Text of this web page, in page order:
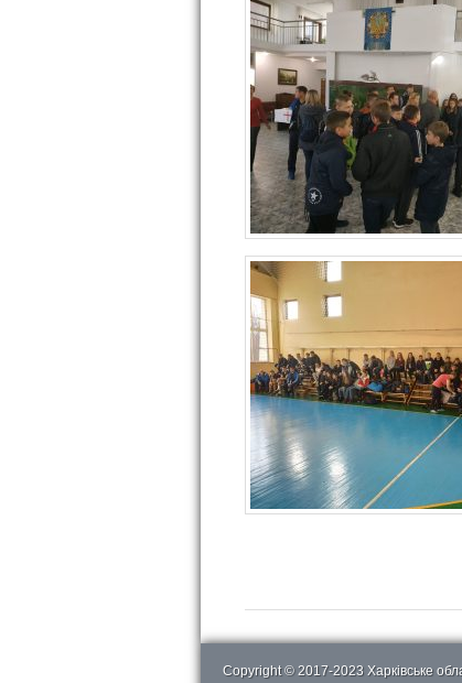
Copyright © 2017-2023 Харківське